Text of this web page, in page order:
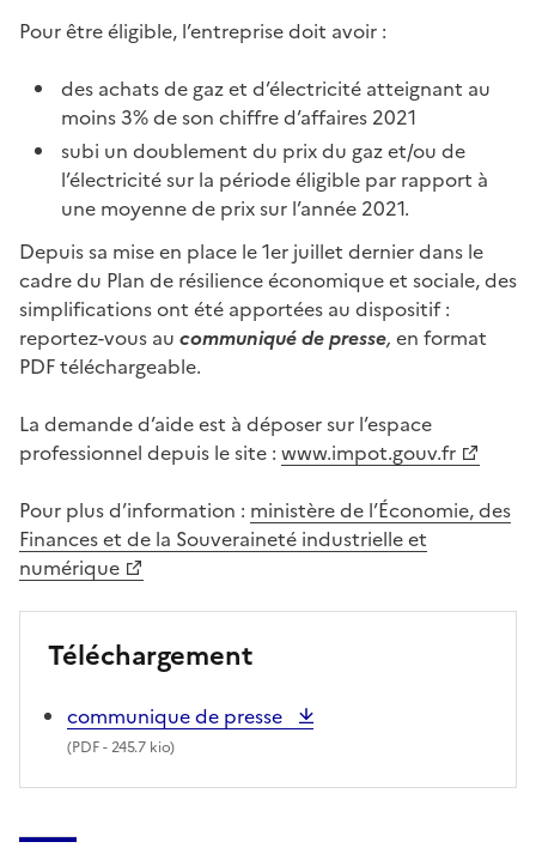
Pour être éligible, l’entreprise doit avoir :
des achats de gaz et d’électricité atteignant au
moins 3% de son chiffre d’affaires 2021
subi un doublement du prix du gaz et/ou de
l’électricité sur la période éligible par rapport à
une moyenne de prix sur l’année 2021.
Depuis sa mise en place le 1er juillet dernier dans le
cadre du Plan de résilience économique et sociale, des
simplifications ont été apportées au dispositif :
reportez-vous au communiqué de presse, en format
PDF téléchargeable.
La demande d’aide est à déposer sur l’espace
professionnel depuis le site : www.impot.gouv.fr
Pour plus d’information : ministère de l’Économie, des
Finances et de la Souveraineté industrielle et
numérique
Téléchargement
communique de presse
(PDF- 245.7 kio)